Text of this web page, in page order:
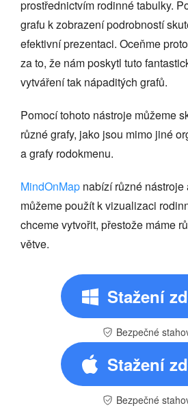
prostřednictvím rodinné tabulky.
grafu k zobrazení podrobností
efektivní prezentaci. Oceňme
za to, že nám poskytl tuto
vytváření tak nápaditých grafů.
Pomocí tohoto nástroje můžeme
různé grafy, jako jsou mimo jiné
a grafy rodokmenu.
MindOnMap nabízí různé nástroje
můžeme použít k vizualizaci
chceme vytvořit, přestože máme
větve.
Stažení
Bezpečné
Stažení
Bezpečné